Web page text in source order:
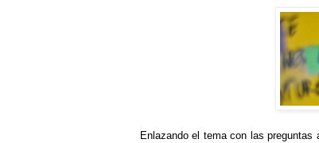
Enlazando el tema con las